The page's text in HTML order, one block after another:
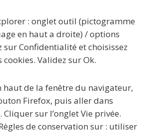
: onglet outil (pictogramme
en haut a droite) / options
sur Confidentialité et choisissez
Validez sur Ok.
haut de la fenêtre du navigateur,
Firefox, puis aller dans
Cliquer sur l’onglet Vie privée.
de conservation sur : utiliser